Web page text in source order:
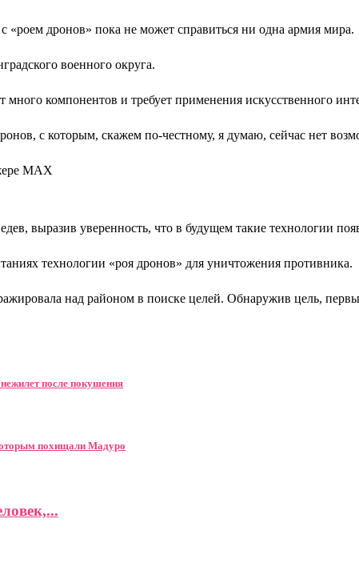
дронов» пока не может справиться ни одна армия мира.
военного округа.
компонентов и требует применения искусственного
с которым, скажем по-честному, я думаю, сейчас нет
MAX
выразив уверенность, что в будущем такие технологии
технологии «роя дронов» для уничтожения противника.
над районом в поиске целей. Обнаружив цель,
после покушения
похищали Мадуро